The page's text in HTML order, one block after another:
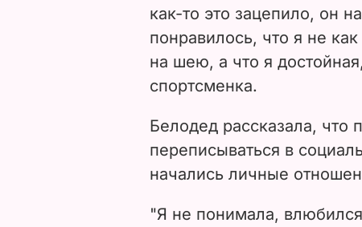
как-то это зацепило, он
понравилось, что я не
на шею, а что я
спортсменка.
Белодед рассказала, что
переписываться в
начались личные
"Я не понимала,